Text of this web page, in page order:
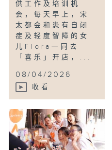
供工作及培训机
会，每天早上，宋
太都会和患有自闭
症及轻度智障的女
儿Flora一同去
「喜乐」开店，...
08/04/2026
收看